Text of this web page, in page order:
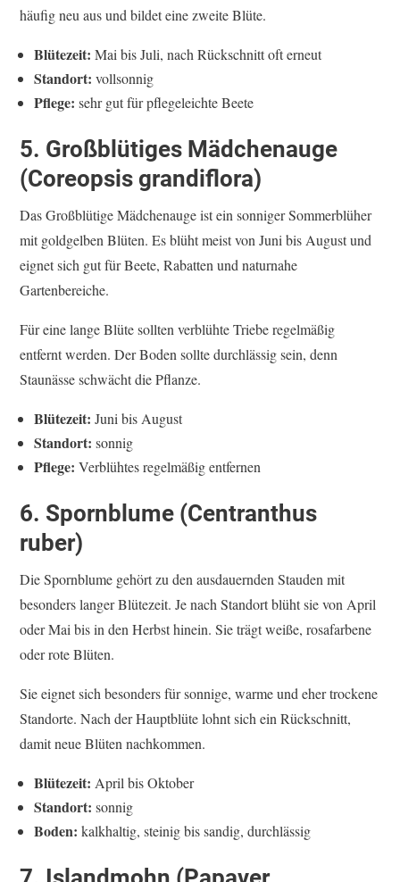
häufig neu aus und bildet eine zweite Blüte.
Blütezeit: Mai bis Juli, nach Rückschnitt oft erneut
Standort: vollsonnig
Pflege: sehr gut für pflegeleichte Beete
5. Großblütiges Mädchenauge
(Coreopsis grandiflora)
Das Großblütige Mädchenauge ist ein sonniger Sommerblüher
mit goldgelben Blüten. Es blüht meist von Juni bis August und
eignet sich gut für Beete, Rabatten und naturnahe
Gartenbereiche.
Für eine lange Blüte sollten verblühte Triebe regelmäßig
entfernt werden. Der Boden sollte durchlässig sein, denn
Staunässe schwächt die Pflanze.
Blütezeit: Juni bis August
Standort: sonnig
Pflege: Verblühtes regelmäßig entfernen
6. Spornblume (Centranthus
ruber)
Die Spornblume gehört zu den ausdauernden Stauden mit
besonders langer Blütezeit. Je nach Standort blüht sie von April
oder Mai bis in den Herbst hinein. Sie trägt weiße, rosafarbene
oder rote Blüten.
Sie eignet sich besonders für sonnige, warme und eher trockene
Standorte. Nach der Hauptblüte lohnt sich ein Rückschnitt,
damit neue Blüten nachkommen.
Blütezeit: April bis Oktober
Standort: sonnig
Boden: kalkhaltig, steinig bis sandig, durchlässig